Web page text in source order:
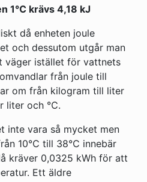
1℃ krävs 4,18 kJ
då enheten joule
och dessutom utgår man
väger istället för vattnets
från joule till
om från kilogram till liter
liter och ℃.
inte vara så mycket men
10℃ till 38℃ innebär
kräver 0,0325 kWh för att
Ett äldre